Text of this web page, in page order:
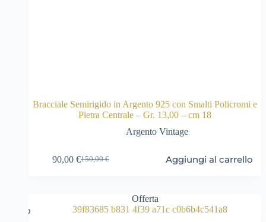
Bracciale Semirigido in Argento 925 con Smalti Policromi e
Pietra Centrale – Gr. 13,00 – cm 18
Argento Vintage
150,00€
Il
150,00 €.
90,00 €Il
90,00 €.
Aggiungi al carrello
Offerta